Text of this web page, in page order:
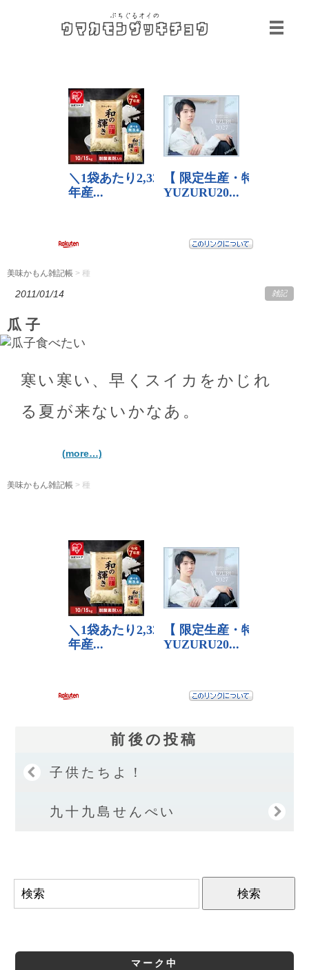
美味かもん雑記帳 > 種
2011/01/14 雑記
瓜子
寒い寒い、早くスイカをかじれ
る夏が来ないかなあ。
(more…)
美味かもん雑記帳 > 種
前後の投稿
子供たちよ！
九十九島せんぺい
マーク中